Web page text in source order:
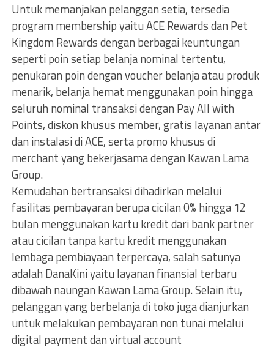
Untuk memanjakan pelanggan setia, tersedia
program membership yaitu ACE Rewards dan Pet
Kingdom Rewards dengan berbagai keuntungan
seperti poin setiap belanja nominal tertentu,
penukaran poin dengan voucher belanja atau produk
menarik, belanja hemat menggunakan poin hingga
seluruh nominal transaksi dengan Pay All with
Points, diskon khusus member, gratis layanan antar
dan instalasi di ACE, serta promo khusus di
merchant yang bekerjasama dengan Kawan Lama
Group.
Kemudahan bertransaksi dihadirkan melalui
fasilitas pembayaran berupa cicilan 0% hingga 12
bulan menggunakan kartu kredit dari bank partner
atau cicilan tanpa kartu kredit menggunakan
lembaga pembiayaan terpercaya, salah satunya
adalah DanaKini yaitu layanan finansial terbaru
dibawah naungan Kawan Lama Group. Selain itu,
pelanggan yang berbelanja di toko juga dianjurkan
untuk melakukan pembayaran non tunai melalui
digital payment dan virtual account